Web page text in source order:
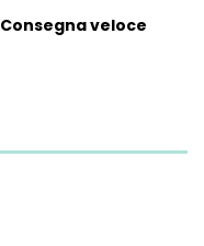
Consegna veloce